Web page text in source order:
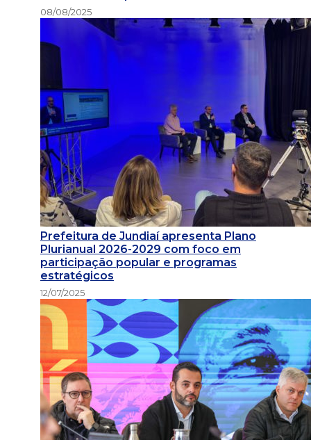
08/08/2025
Prefeitura de Jundiaí apresenta Plano
Plurianual 2026-2029 com foco em
participação popular e programas
estratégicos
12/07/2025